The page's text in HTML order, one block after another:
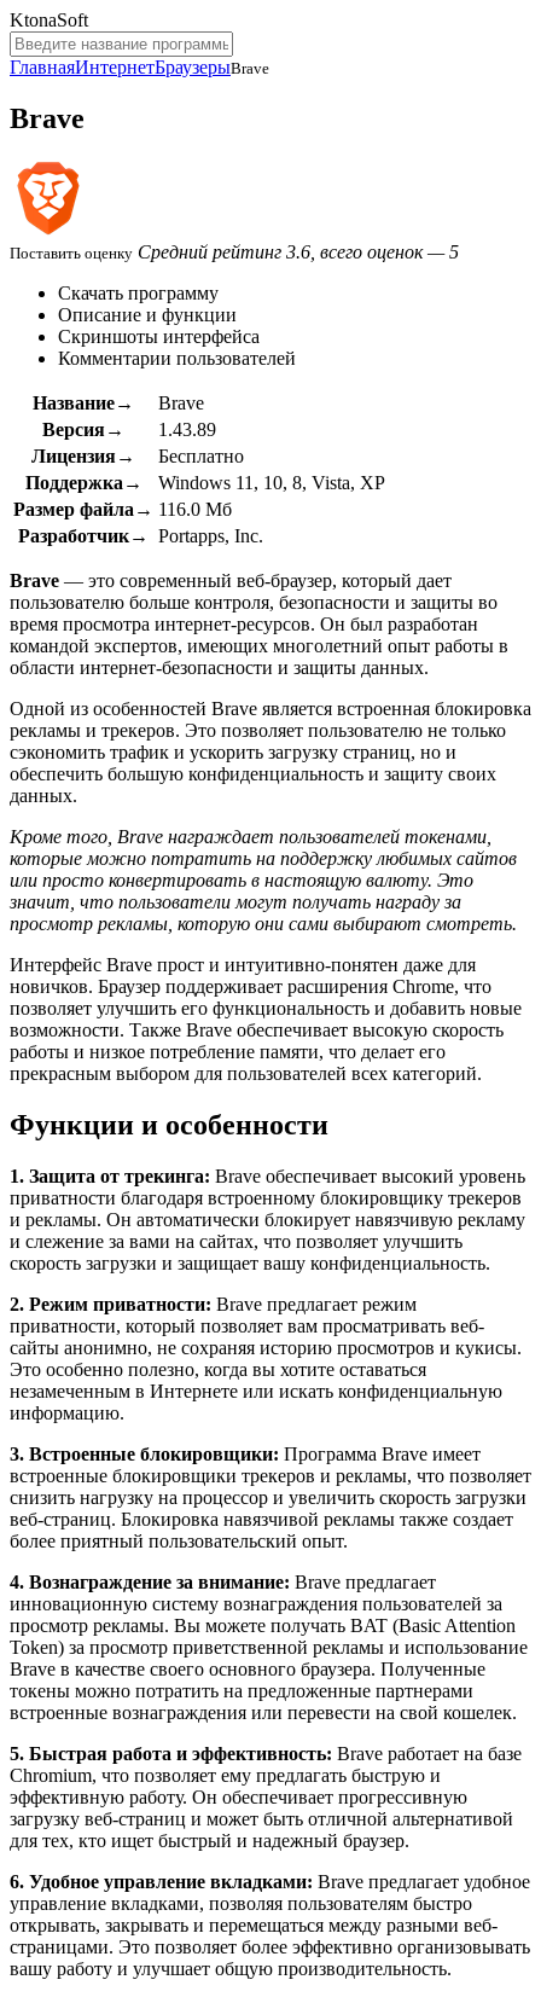
KtonaSoft
ГлавнаяИнтернетБраузерыBrave
Brave
Поставить оценку Средний рейтинг 3.6, всего оценок — 5
Скачать программу
Описание и функции
Скриншоты интерфейса
Комментарии пользователей
Название→
Brave
Версия→
1.43.89
Лицензия→
Бесплатно
Поддержка→
Windows 11, 10, 8, Vista, XP
Размер файла→ 116.0 Мб
Разработчик→
Portapps, Inc.
Brave — это современный веб-браузер, который дает
пользователю больше контроля, безопасности и защиты во
время просмотра интернет-ресурсов. Он был разработан
командой экспертов, имеющих многолетний опыт работы в
области интернет-безопасности и защиты данных.
Одной из особенностей Brave является встроенная блокировка
рекламы и трекеров. Это позволяет пользователю не только
сэкономить трафик и ускорить загрузку страниц, но и
обеспечить большую конфиденциальность и защиту своих
данных.
Кроме того, Brave награждает пользователей токенами,
которые можно потратить на поддержку любимых сайтов
или просто конвертировать в настоящую валюту. Это
значит, что пользователи могут получать награду за
просмотр рекламы, которую они сами выбирают смотреть.
Интерфейс Brave прост и интуитивно-понятен даже для
новичков. Браузер поддерживает расширения Chrome, что
позволяет улучшить его функциональность и добавить новые
возможности. Также Brave обеспечивает высокую скорость
работы и низкое потребление памяти, что делает его
прекрасным выбором для пользователей всех категорий.
Функции и особенности
1. Защита от трекинга: Brave обеспечивает высокий уровень
приватности благодаря встроенному блокировщику трекеров
и рекламы. Он автоматически блокирует навязчивую рекламу
и слежение за вами на сайтах, что позволяет улучшить
скорость загрузки и защищает вашу конфиденциальность.
2. Режим приватности: Brave предлагает режим
приватности, который позволяет вам просматривать веб-
сайты анонимно, не сохраняя историю просмотров и кукисы.
Это особенно полезно, когда вы хотите оставаться
незамеченным в Интернете или искать конфиденциальную
информацию.
3. Встроенные блокировщики: Программа Brave имеет
встроенные блокировщики трекеров и рекламы, что позволяет
снизить нагрузку на процессор и увеличить скорость загрузки
веб-страниц. Блокировка навязчивой рекламы также создает
более приятный пользовательский опыт.
4. Вознаграждение за внимание: Brave предлагает
инновационную систему вознаграждения пользователей за
просмотр рекламы. Вы можете получать BAT (Basic Attention
Token) за просмотр приветственной рекламы и использование
Brave в качестве своего основного браузера. Полученные
токены можно потратить на предложенные партнерами
встроенные вознаграждения или перевести на свой кошелек.
5. Быстрая работа и эффективность: Brave работает на базе
Chromium, что позволяет ему предлагать быструю и
эффективную работу. Он обеспечивает прогрессивную
загрузку веб-страниц и может быть отличной альтернативой
для тех, кто ищет быстрый и надежный браузер.
6. Удобное управление вкладками: Brave предлагает удобное
управление вкладками, позволяя пользователям быстро
открывать, закрывать и перемещаться между разными веб-
страницами. Это позволяет более эффективно организовывать
вашу работу и улучшает общую производительность.